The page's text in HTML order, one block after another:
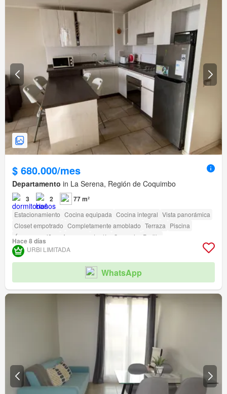
$ 680.000/mes
Departamento in La Serena, Región de Coquimbo
3 2 77 m²
Estacionamiento Cocina equipada Cocina integral Vista panorámica
Closet empotrado Completamente amoblado Terraza Piscina
Área para niños
Ascensor Jardín Conserje
Parilla
Caseta de vigilancia
Hace 8 días
URBI LIMITADA
WhatsApp